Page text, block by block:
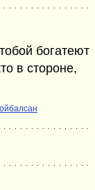
богатеют
в стороне,